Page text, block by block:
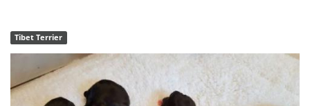
Tibet Terrier